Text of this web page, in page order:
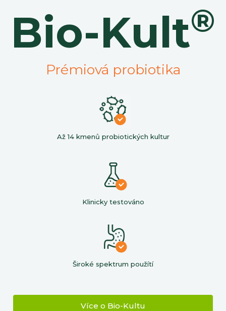
Bio-Kult®
Prémiová probiotika
Až 14 kmenů probiotických kultur
Klinicky testováno
Široké spektrum použítí
Více o Bio-Kultu